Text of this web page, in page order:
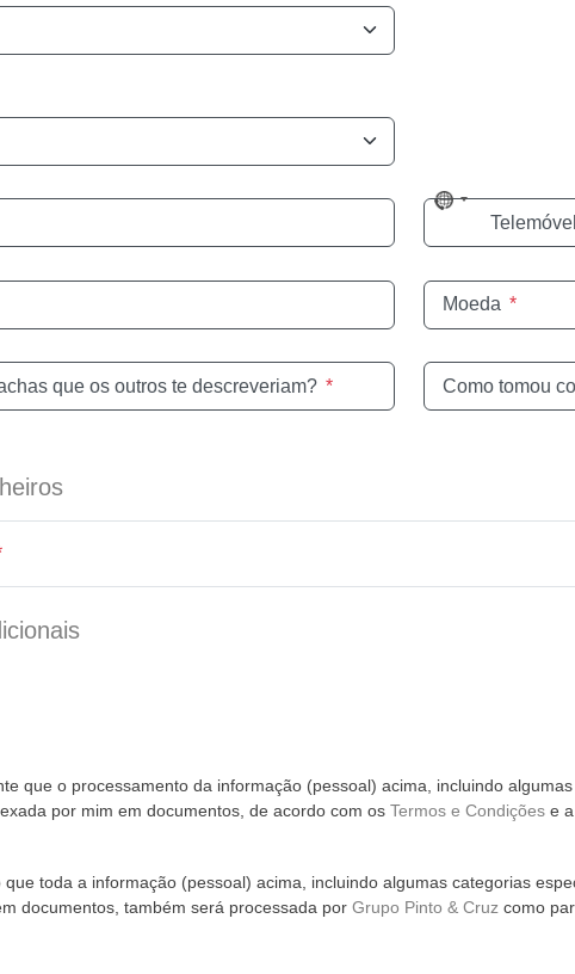
No
countryTelemóvel
Moeda *
que os outros te descreveriam? * Como tomou
que o processamento da informação (pessoal) acima, incluindo
por mim em documentos, de acordo com os Termos e Condições e a
toda a informação (pessoal) acima, incluindo algumas categorias
documentos, também será processada por Grupo Pinto & Cruz como